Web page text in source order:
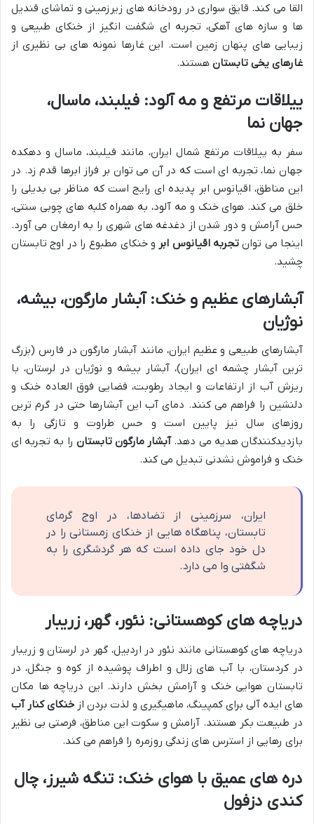
القا می کند. قایق سواری در رودخانه های زیرزمینی و تماشای قندیل
ها و سازه های آهکی، تجربه ای شگفت انگیز از خنکای طبیعی و
زیبایی های پنهان زمین است. این غارها نمونه های بی نظیری از
غارهای یخی تابستان هستند.
ییلاقات مرتفع و مه آلود: فیلبند، ماسال،
جهان نما
سفر به ییلاقات مرتفع شمال ایران، مانند فیلبند، ماسال و دهکده
جهان نما، تجربه ای است که در آن می توان بر فراز ابرها قدم زد. در
این مناطق، اقیانوس ابر پدیده ای رایج است که مناظر بی بدیلی را
خلق می کند. هوای خنک و مه آلود، به همراه کلبه های چوبی سنتی،
حس آرامش و دور شدن از دغدغه های شهری را به ارمغان می آورد.
اینجا می توان تجربه اقیانوس ابر و خنکای مطبوع را در اوج تابستان
چشید.
آبشارهای عظیم و خنک: آبشار مارگون، بیشه،
نوژیان
آبشارهای طبیعی و عظیم ایران، مانند آبشار مارگون در فارس (بزرگ
ترین آبشار چشمه ای ایران)، آبشار بیشه و نوژیان در لرستان، با
ریزش آب از ارتفاعات و ایجاد رطوبت، فضایی فوق العاده خنک و
دلنشین را فراهم می کنند. دمای آب این آبشارها حتی در گرم ترین
روزهای سال نیز پایین است و حس طراوت و تازگی را به
بازدیدکنندگان هدیه می دهد.آبشار مارگون تابستان را به تجربه ای
خنک و فراموش نشدنی تبدیل می کند.
ایران، سرزمینی از تضادها، در اوج گرمای
تابستان، پناهگاه هایی از خنکای زمستانی را در
دل خود جای داده است که هر گردشگری را به
شگفتی وا می دارد.
دریاچه های کوهستانی: نئور، گهر، زریبار
دریاچه های کوهستانی مانند نئور در اردبیل، گهر در لرستان و زریبار
در کردستان، با آب های زلال و اطراف پوشیده از کوه و جنگل، در
تابستان هوایی خنک و آرامش بخش دارند. این دریاچه ها مکان
های ایده آلی برای کمپینگ، ماهیگیری و لذت بردن از خنکای کنار آب
در طبیعت بکر هستند. آرامش و سکوت این مناطق، فرصتی بی نظیر
برای رهایی از استرس های زندگی روزمره را فراهم می کند.
دره های عمیق با هوای خنک: تنگه شیرز، چال
کندی دزفول